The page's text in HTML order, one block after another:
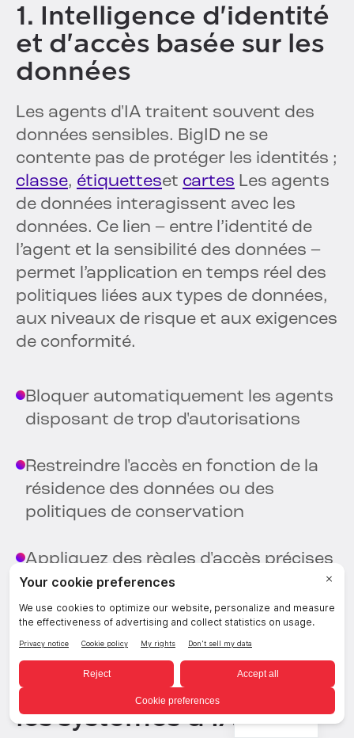
1. Intelligence d'identité
et d'accès basée sur les
données
Les agents d'IA traitent souvent des
données sensibles. BigID ne se
contente pas de protéger les identités ;
classe, étiquetteset cartes Les agents
de données interagissent avec les
données. Ce lien – entre l’identité de
l’agent et la sensibilité des données –
permet l’application en temps réel des
politiques liées aux types de données,
aux niveaux de risque et aux exigences
de conformité.
Bloquer automatiquement les agents
disposant de trop d'autorisations
Restreindre l'accès en fonction de la
résidence des données ou des
politiques de conservation
Appliquez des règles d'accès précises
basées sur le contexte des données,
et non uniquement sur les rôles.
2. Cartographie fédérée
des identités à travers
les systèmes d'IA
French